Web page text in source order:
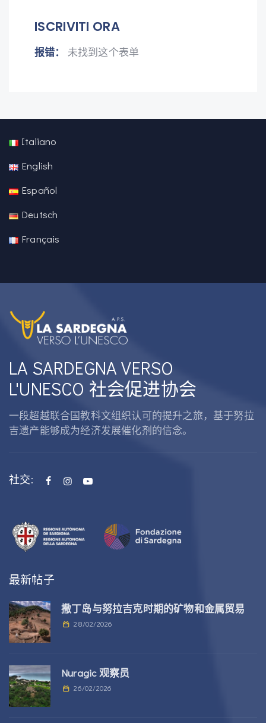
ISCRIVITI ORA
报错： 未找到这个表单
Italiano
English
Español
Deutsch
Français
LA SARDEGNA VERSO
L'UNESCO 社会促进协会
一段超越联合国教科文组织认可的提升之旅，基于努拉
吉遗产能够成为经济发展催化剂的信念。
社交:
最新帖子
撒丁岛与努拉吉克时期的矿物和金属贸易
28/02/2026
Nuragic 观察员
26/02/2026